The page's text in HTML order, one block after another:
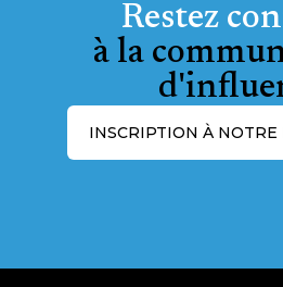
Restez
à la
INSCRIPTION À